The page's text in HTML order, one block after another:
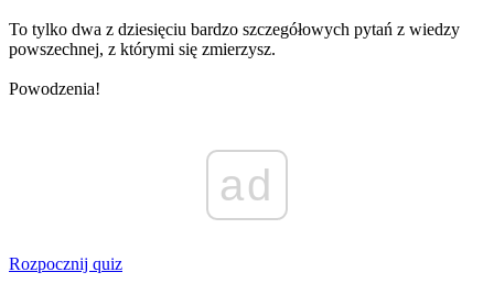
To tylko dwa z dziesięciu bardzo szczegółowych pytań z wiedzy
powszechnej, z którymi się zmierzysz.
Powodzenia!
ad
Rozpocznij quiz